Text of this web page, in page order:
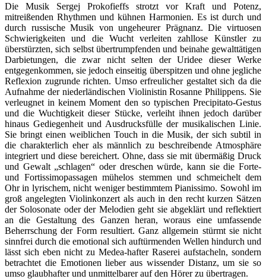
Die Musik Sergej Prokofieffs strotzt vor Kraft und Potenz,
mitreißenden Rhythmen und kühnen Harmonien. Es ist durch und
durch russische Musik von ungeheurer Prägnanz. Die virtuosen
Schwierigkeiten und die Wucht verleiten zahllose Künstler zu
überstürzten, sich selbst übertrumpfenden und beinahe gewalttätigen
Darbietungen, die zwar nicht selten der Uridee dieser Werke
entgegenkommen, sie jedoch einseitig überspitzen und ohne jegliche
Reflexion zugrunde richten. Umso erfreulicher gestaltet sich da die
Aufnahme der niederländischen Violinistin Rosanne Philippens. Sie
verleugnet in keinem Moment den so typischen Precipitato-Gestus
und die Wuchtigkeit dieser Stücke, verleiht ihnen jedoch darüber
hinaus Gediegenheit und Ausdrucksfülle der musikalischen Linie.
Sie bringt einen weiblichen Touch in die Musik, der sich subtil in
die charakterlich eher als männlich zu beschreibende Atmosphäre
integriert und diese bereichert. Ohne, dass sie mit übermäßig Druck
und Gewalt „schlagen“ oder dreschen würde, kann sie die Forte-
und Fortissimopassagen mühelos stemmen und schmeichelt dem
Ohr in lyrischem, nicht weniger bestimmtem Pianissimo. Sowohl im
groß angelegten Violinkonzert als auch in den recht kurzen Sätzen
der Solosonate oder der Melodien geht sie abgeklärt und reflektiert
an die Gestaltung des Ganzen heran, woraus eine umfassende
Beherrschung der Form resultiert. Ganz allgemein stürmt sie nicht
sinnfrei durch die emotional sich auftürmenden Wellen hindurch und
lässt sich eben nicht zu Medea-hafter Raserei aufstacheln, sondern
betrachtet die Emotionen lieber aus wissender Distanz, um sie so
umso glaubhafter und unmittelbarer auf den Hörer zu übertragen.